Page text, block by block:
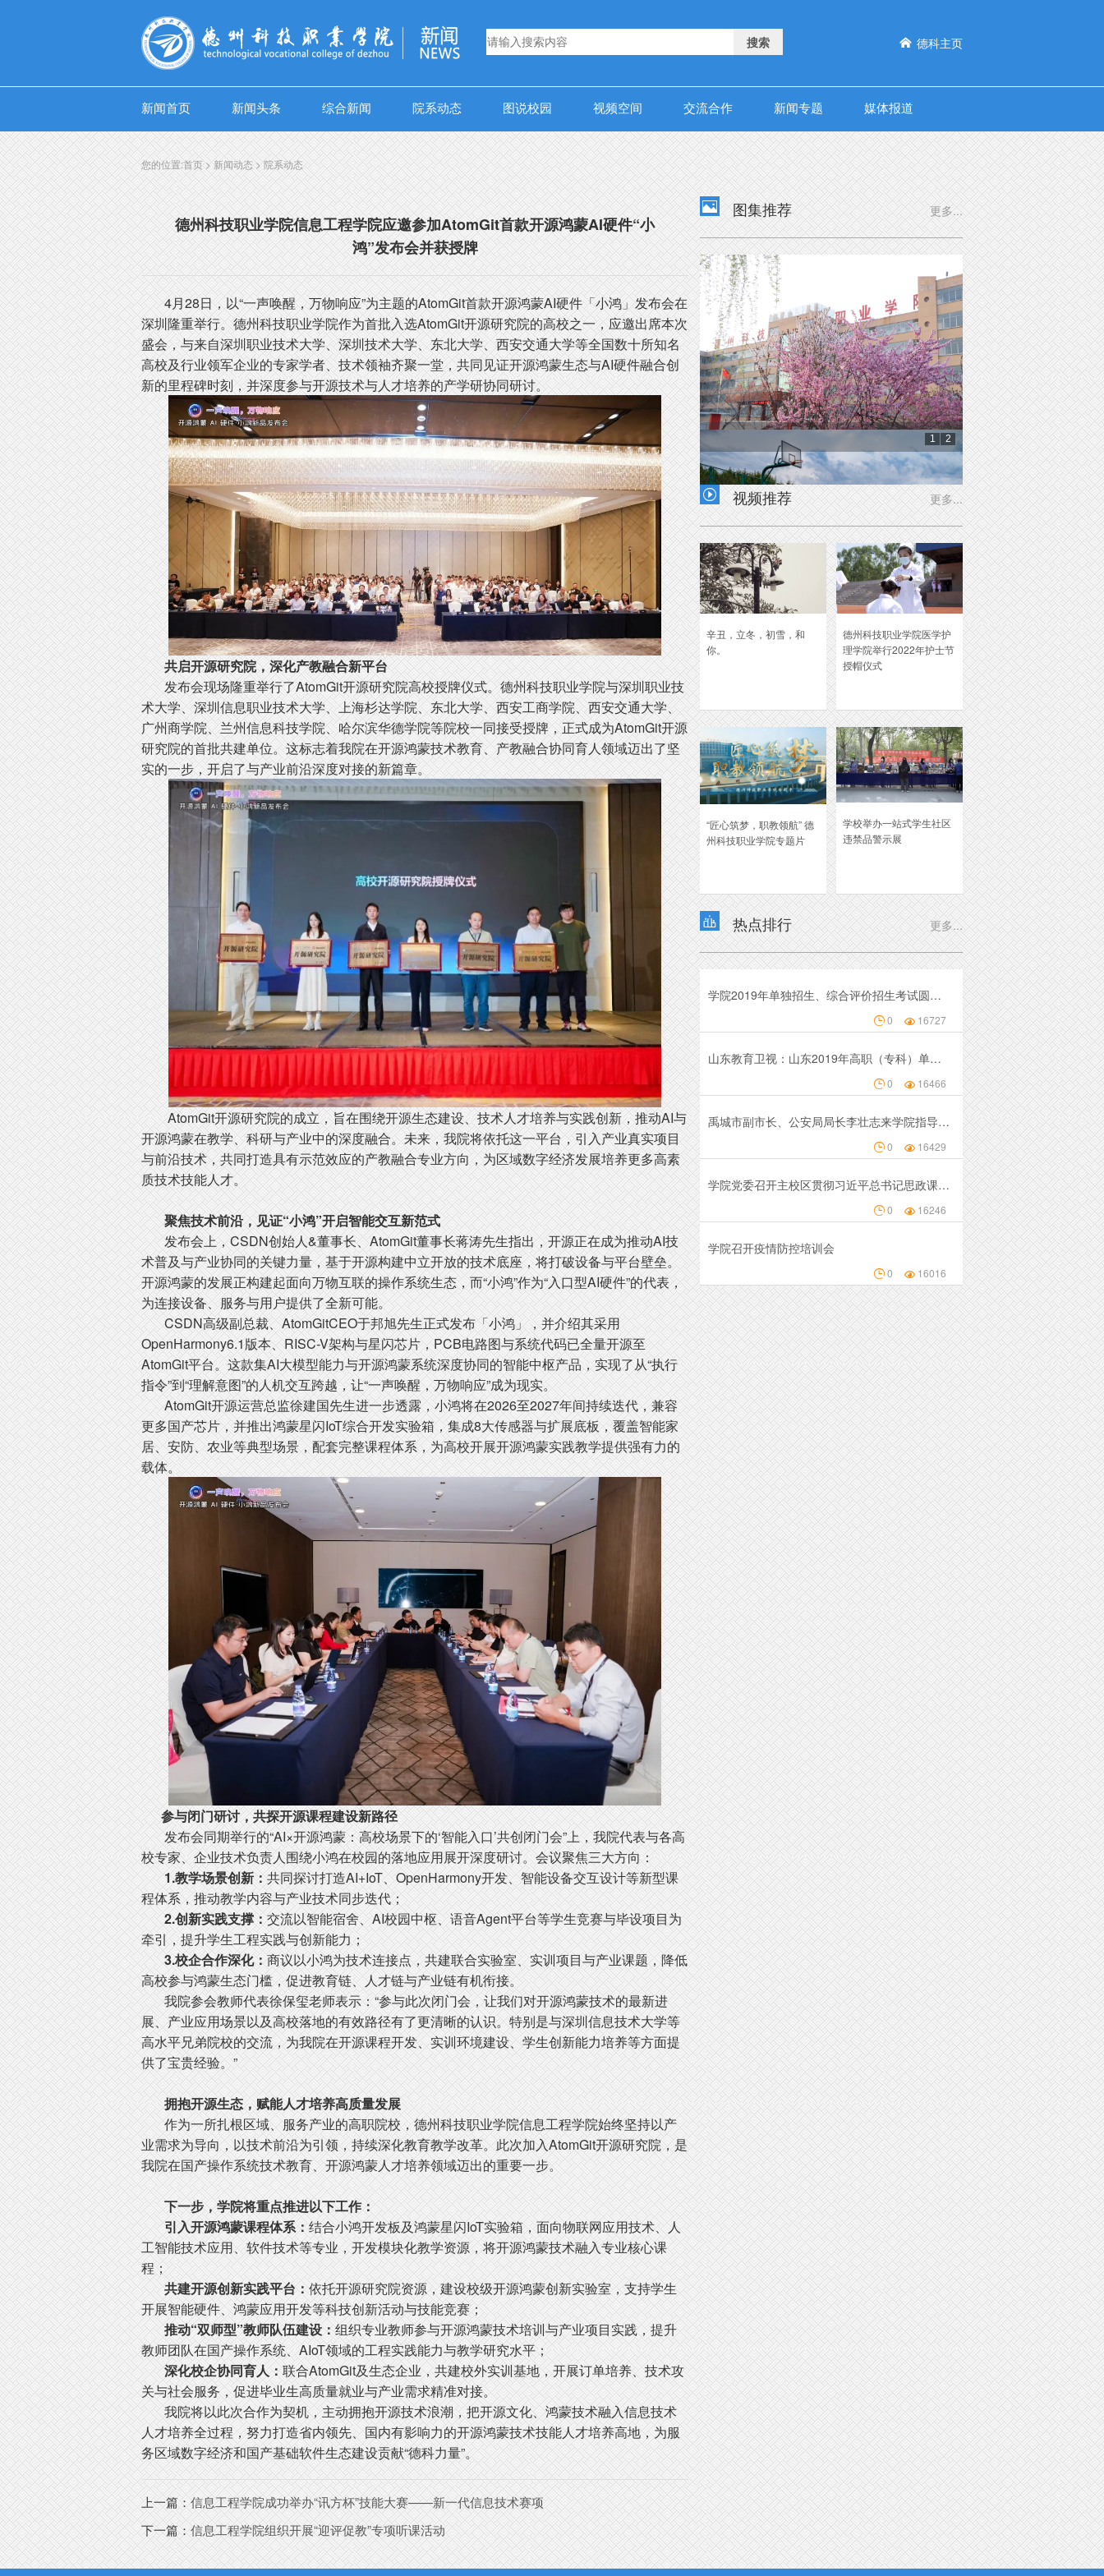
 德科主页
新闻首页 新闻头条 综合新闻 院系动态 图说校园 视频空间 交流合作 新闻专题 媒体报道
您的位置:首页>新闻动态>院系动态
德州科技职业学院信息工程学院应邀参加AtomGit首款开源鸿蒙AI硬件“小
鸿”发布会并获授牌
4月28日，以“一声唤醒，万物响应”为主题的AtomGit首款开源鸿蒙AI硬件「小鸿」发布会在
深圳隆重举行。德州科技职业学院作为首批入选AtomGit开源研究院的高校之一，应邀出席本次
盛会，与来自深圳职业技术大学、深圳技术大学、东北大学、西安交通大学等全国数十所知名
高校及行业领军企业的专家学者、技术领袖齐聚一堂，共同见证开源鸿蒙生态与AI硬件融合创
新的里程碑时刻，并深度参与开源技术与人才培养的产学研协同研讨。
共启开源研究院，深化产教融合新平台
发布会现场隆重举行了AtomGit开源研究院高校授牌仪式。德州科技职业学院与深圳职业技
术大学、深圳信息职业技术大学、上海杉达学院、东北大学、西安工商学院、西安交通大学、
广州商学院、兰州信息科技学院、哈尔滨华德学院等院校一同接受授牌，正式成为AtomGit开源
研究院的首批共建单位。这标志着我院在开源鸿蒙技术教育、产教融合协同育人领域迈出了坚
实的一步，开启了与产业前沿深度对接的新篇章。
AtomGit开源研究院的成立，旨在围绕开源生态建设、技术人才培养与实践创新，推动AI与
开源鸿蒙在教学、科研与产业中的深度融合。未来，我院将依托这一平台，引入产业真实项目
与前沿技术，共同打造具有示范效应的产教融合专业方向，为区域数字经济发展培养更多高素
质技术技能人才。
聚焦技术前沿，见证“小鸿”开启智能交互新范式
发布会上，CSDN创始人&董事长、AtomGit董事长蒋涛先生指出，开源正在成为推动AI技
术普及与产业协同的关键力量，基于开源构建中立开放的技术底座，将打破设备与平台壁垒。
开源鸿蒙的发展正构建起面向万物互联的操作系统生态，而“小鸿”作为“入口型AI硬件”的代表，
为连接设备、服务与用户提供了全新可能。
CSDN高级副总裁、AtomGitCEO于邦旭先生正式发布「小鸿」，并介绍其采用
OpenHarmony6.1版本、RISC-V架构与星闪芯片，PCB电路图与系统代码已全量开源至
AtomGit平台。这款集AI大模型能力与开源鸿蒙系统深度协同的智能中枢产品，实现了从“执行
指令”到“理解意图”的人机交互跨越，让“一声唤醒，万物响应”成为现实。
AtomGit开源运营总监徐建国先生进一步透露，小鸿将在2026至2027年间持续迭代，兼容
更多国产芯片，并推出鸿蒙星闪IoT综合开发实验箱，集成8大传感器与扩展底板，覆盖智能家
居、安防、农业等典型场景，配套完整课程体系，为高校开展开源鸿蒙实践教学提供强有力的
载体。
参与闭门研讨，共探开源课程建设新路径
发布会同期举行的“AI×开源鸿蒙：高校场景下的‘智能入口’共创闭门会”上，我院代表与各高
校专家、企业技术负责人围绕小鸿在校园的落地应用展开深度研讨。会议聚焦三大方向：
1.教学场景创新：共同探讨打造AI+IoT、OpenHarmony开发、智能设备交互设计等新型课
程体系，推动教学内容与产业技术同步迭代；
2.创新实践支撑：交流以智能宿舍、AI校园中枢、语音Agent平台等学生竞赛与毕设项目为
牵引，提升学生工程实践与创新能力；
3.校企合作深化：商议以小鸿为技术连接点，共建联合实验室、实训项目与产业课题，降低
高校参与鸿蒙生态门槛，促进教育链、人才链与产业链有机衔接。
我院参会教师代表徐保玺老师表示：“参与此次闭门会，让我们对开源鸿蒙技术的最新进
展、产业应用场景以及高校落地的有效路径有了更清晰的认识。特别是与深圳信息技术大学等
高水平兄弟院校的交流，为我院在开源课程开发、实训环境建设、学生创新能力培养等方面提
供了宝贵经验。”
拥抱开源生态，赋能人才培养高质量发展
作为一所扎根区域、服务产业的高职院校，德州科技职业学院信息工程学院始终坚持以产
业需求为导向，以技术前沿为引领，持续深化教育教学改革。此次加入AtomGit开源研究院，是
我院在国产操作系统技术教育、开源鸿蒙人才培养领域迈出的重要一步。
下一步，学院将重点推进以下工作：
引入开源鸿蒙课程体系：结合小鸿开发板及鸿蒙星闪IoT实验箱，面向物联网应用技术、人
工智能技术应用、软件技术等专业，开发模块化教学资源，将开源鸿蒙技术融入专业核心课
程；
共建开源创新实践平台：依托开源研究院资源，建设校级开源鸿蒙创新实验室，支持学生
开展智能硬件、鸿蒙应用开发等科技创新活动与技能竞赛；
推动“双师型”教师队伍建设：组织专业教师参与开源鸿蒙技术培训与产业项目实践，提升
教师团队在国产操作系统、AIoT领域的工程实践能力与教学研究水平；
深化校企协同育人：联合AtomGit及生态企业，共建校外实训基地，开展订单培养、技术攻
关与社会服务，促进毕业生高质量就业与产业需求精准对接。
我院将以此次合作为契机，主动拥抱开源技术浪潮，把开源文化、鸿蒙技术融入信息技术
人才培养全过程，努力打造省内领先、国内有影响力的开源鸿蒙技术技能人才培养高地，为服
务区域数字经济和国产基础软件生态建设贡献“德科力量”。
上一篇：信息工程学院成功举办“讯方杯”技能大赛——新一代信息技术赛项
下一篇：信息工程学院组织开展“迎评促教”专项听课活动
 图集推荐 更多...
四月花开
春雨润物
1 2
 视频推荐 更多...
辛丑，立冬，初雪，和
你。
德州科技职业学院医学护
理学院举行2022年护士节
授帽仪式
“匠心筑梦，职教领航” 德
州科技职业学院专题片
学校举办一站式学生社区
违禁品警示展
 热点排行 更多...
学院2019年单独招生、综合评价招生考试圆满结束
 0  16727
山东教育卫视：山东2019年高职（专科）单独招生和综合评价招生考试开考
 0  16466
禹城市副市长、公安局局长李壮志来学院指导安全工作(图文)
 0  16429
学院党委召开主校区贯彻习近平总书记思政课重要讲话精神座谈会
 0  16246
学院召开疫情防控培训会
 0  16016